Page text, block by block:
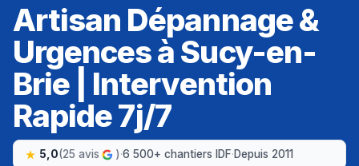
Artisan Dépannage &
Urgences à Sucy-en-
Brie | Intervention
Rapide 7j/7
5,0(25 avis )·6 500+ chantiers IDF·Depuis 2011